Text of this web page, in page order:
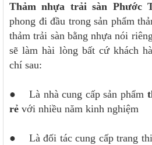
Thảm nhựa trải sàn Phước
phong đi đầu trong sản phẩm
thảm trải sàn bằng nhựa nói
sẽ làm hài lòng bất cứ khách
chí sau:
● Là nhà cung cấp sản phẩm
rẻ với nhiều năm kinh nghiệm
● Là đối tác cung cấp trang